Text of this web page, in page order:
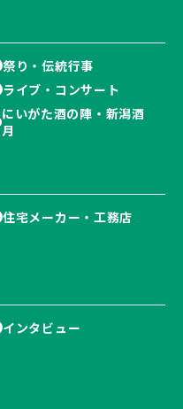
祭り・伝統行事
ライブ・コンサート
にいがた酒の陣・新潟酒
月
住宅メーカー・工務店
インタビュー